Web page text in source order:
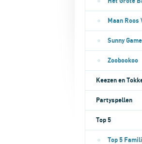
Maan
Sunny
Zoobookoo
Keezen en
Partyspellen
Top 5
Top 5